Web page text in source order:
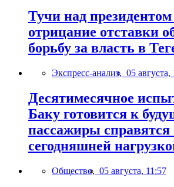
Тучи над
отрицание отставки
борьбу за власть в
Экспресс-анализ, 05 августа,
Десятимесячное
Баку готовится к
пассажиры справятся
сегодняшней
Общество, 05 августа, 11:57